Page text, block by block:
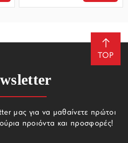
TOP
μας για να μαθαίνετε πρώτοι
προιόντα και προσφορές!